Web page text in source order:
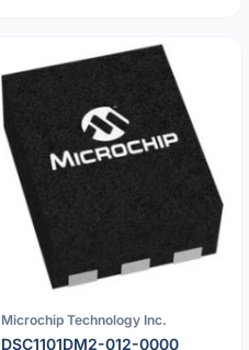
Microchip Technology Inc.
DSC1101DM2-012-0000